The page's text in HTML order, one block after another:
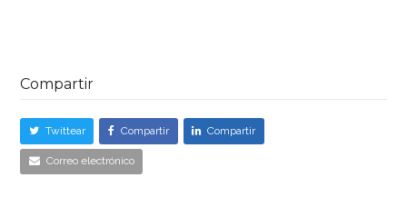
Compartir
Twittear Compartir Compartir
Correo electrónico